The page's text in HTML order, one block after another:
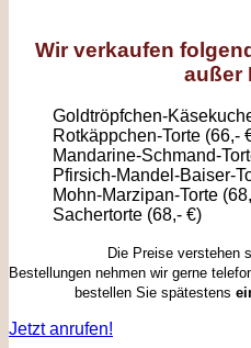
Wir verkaufen
außer
Goldtröpfchen-
Rotkäppchen-Torte (66,-
Mandarine-Schmand-
Pfirsich-Mandel-Baiser-
Mohn-Marzipan-Torte
Sachertorte (68,- €)
Die Preise verstehen
Bestellungen nehmen wir gerne
bestellen Sie spätestens
Jetzt anrufen!